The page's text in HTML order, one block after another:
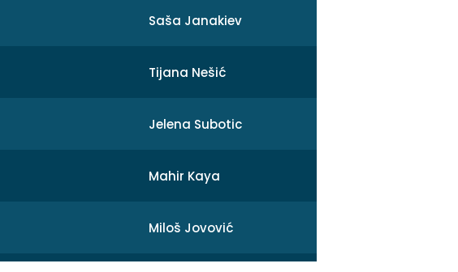
Saša Janakiev
Tijana Nešić
Jelena Subotic
Mahir Kaya
Miloš Jovović